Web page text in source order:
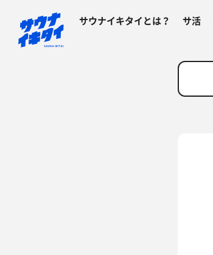
サウナイキタイとは？ サ活